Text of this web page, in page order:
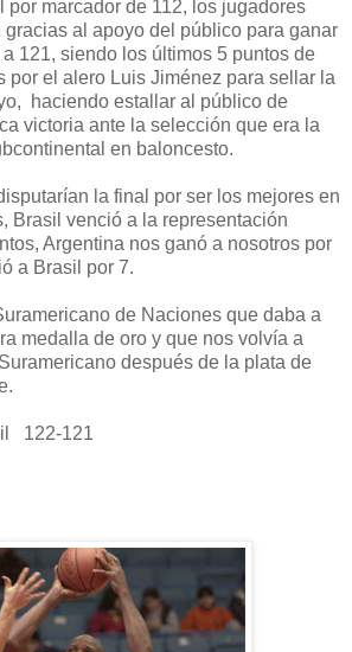
por marcador de 112, los jugadores
al apoyo del público para ganar
121, siendo los últimos 5 puntos de
por el alero Luis Jiménez para sellar la
haciendo estallar al público de
victoria ante la selección que era la
en baloncesto.
la final por ser los mejores en
Brasil venció a la representación
Argentina nos ganó a nosotros por
a Brasil por 7.
de Naciones que daba a
medalla de oro y que nos volvía a
después de la plata de
122-121